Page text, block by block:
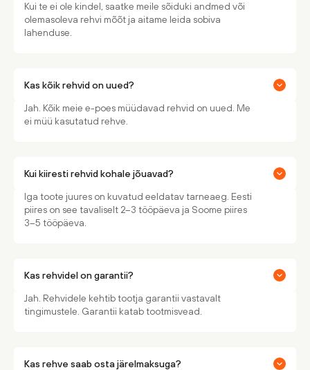
Kui te ei ole kindel, saatke meile sõiduki andmed või
olemasoleva rehvi mõõt ja aitame leida sobiva
lahenduse.
Kas kõik rehvid on uued?
Jah. Kõik meie e-poes müüdavad rehvid on uued. Me
ei müü kasutatud rehve.
Kui kiiresti rehvid kohale jõuavad?
Iga toote juures on kuvatud eeldatav tarneaeg. Eesti
piires on see tavaliselt 2–3 tööpäeva ja Soome piires
3–5 tööpäeva.
Kas rehvidel on garantii?
Jah. Rehvidele kehtib tootja garantii vastavalt
tingimustele. Garantii katab tootmisvead.
Kas rehve saab osta järelmaksuga?